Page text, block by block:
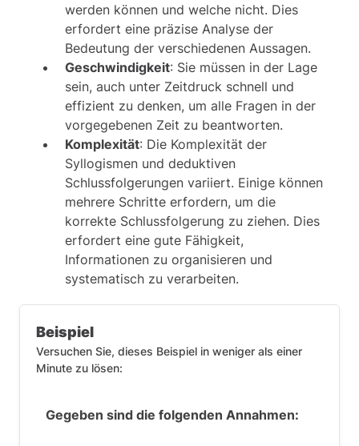
werden können und welche nicht. Dies
erfordert eine präzise Analyse der
Bedeutung der verschiedenen Aussagen.
Geschwindigkeit: Sie müssen in der Lage
sein, auch unter Zeitdruck schnell und
effizient zu denken, um alle Fragen in der
vorgegebenen Zeit zu beantworten.
Komplexität: Die Komplexität der
Syllogismen und deduktiven
Schlussfolgerungen variiert. Einige können
mehrere Schritte erfordern, um die
korrekte Schlussfolgerung zu ziehen. Dies
erfordert eine gute Fähigkeit,
Informationen zu organisieren und
systematisch zu verarbeiten.
Beispiel
Versuchen Sie, dieses Beispiel in weniger als einer
Minute zu lösen:
Gegeben sind die folgenden Annahmen: